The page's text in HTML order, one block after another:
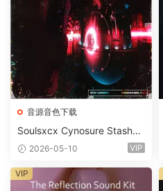
音源音色下载
Soulsxcx Cynosure Stashkit
WAV MiDi FST-FANTASTiC
2026-05-10 VIP
VIP